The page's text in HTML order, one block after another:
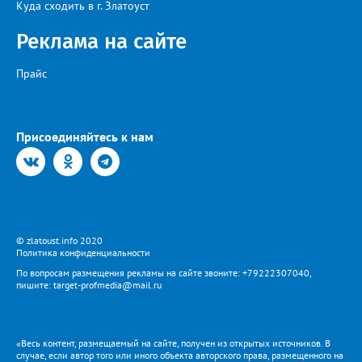
Куда сходить в г. Златоуст
Реклама на сайте
Прайс
Присоединяйтесь к нам
© zlatoust.info 2020
Политика конфиденциальности
По вопросам размещения рекламы на сайте звоните: +79222307040,
пишите: target-profmedia@mail.ru
«Весь контент, размещаемый на сайте, получен из открытых источников. В
случае, если автор того или иного объекта авторского права, размещенного на